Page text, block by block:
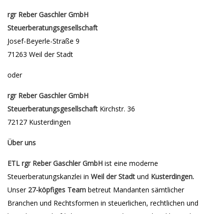
rgr Reber Gaschler GmbH
Steuerberatungsgesellschaft
Josef-Beyerle-Straße 9
71263 Weil der Stadt
oder
rgr Reber Gaschler GmbH
Steuerberatungsgesellschaft Kirchstr. 36
72127 Kusterdingen
Über uns
ETL rgr Reber Gaschler GmbH ist eine moderne
Steuerberatungskanzlei in Weil der Stadt und Kusterdingen.
Unser 27-köpfiges Team betreut Mandanten sämtlicher
Branchen und Rechtsformen in steuerlichen, rechtlichen und